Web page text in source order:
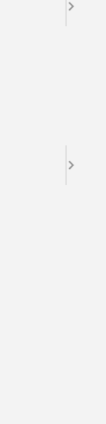
auf ein
Jahres-
mit der